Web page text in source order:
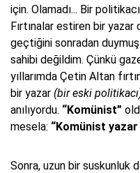
için. Olamadı... Bir
Fırtınalar estiren bir
geçtiğini sonradan
sahibi değildim. Çünkü
yıllarımda Çetin Altan
bir yazar (bir eski
anılıyordu. “Komünist”
mesela: “Komünist yazar
Sonra, uzun bir suskunluk